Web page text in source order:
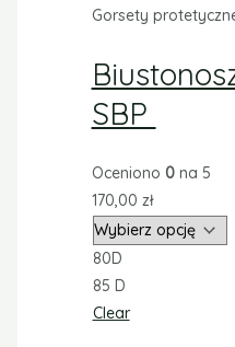
Gorsety
SBP
Oceniono 0na 5
170,00 zł
80D
85 D
Clear